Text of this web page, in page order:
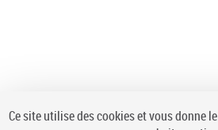
Ce site utilise des cookies et vous donne